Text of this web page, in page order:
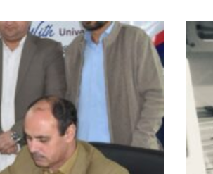
یونیورسٹی
آف
سوات
اور
ریجنل
پولیس
آفس
ملاکنڈ
ڈویژن
کے